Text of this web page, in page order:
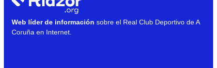
Web líder de información sobre el Real Club Deportivo de A
Coruña en Internet.